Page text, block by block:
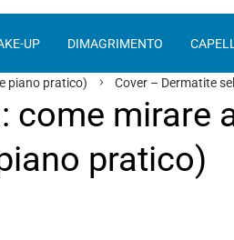
UP DIMAGRIMENTO
piano pratico) Cover – Dermatite
come mirare
pratico)